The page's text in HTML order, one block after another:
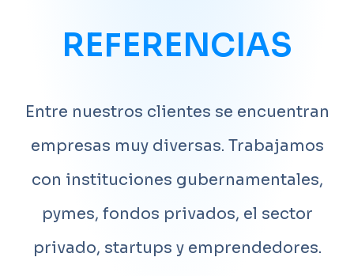
REFERENCIAS
Entre nuestros clientes se encuentran
empresas muy diversas. Trabajamos
con instituciones gubernamentales,
pymes, fondos privados, el sector
privado, startups y emprendedores.